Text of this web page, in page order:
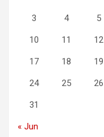
3 4 5
10 11 12
17 18 19
24 25 26
31
« Jun